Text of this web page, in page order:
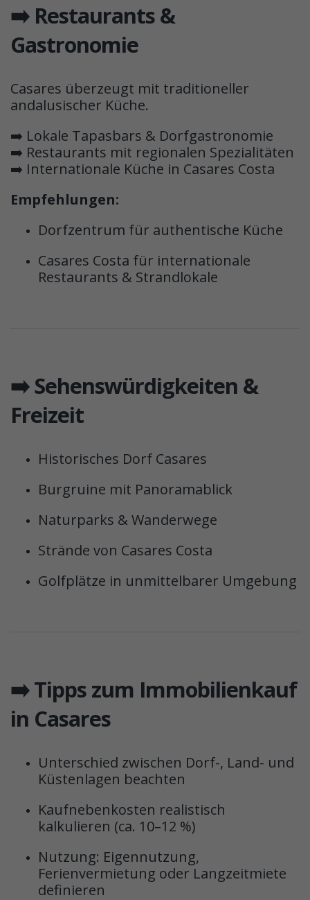
➡️ Restaurants &
Gastronomie
Casares überzeugt mit traditioneller
andalusischer Küche.
➡️ Lokale Tapasbars & Dorfgastronomie
➡️ Restaurants mit regionalen Spezialitäten
➡️ Internationale Küche in Casares Costa
Empfehlungen:
Dorfzentrum für authentische Küche
Casares Costa für internationale
Restaurants & Strandlokale
➡️ Sehenswürdigkeiten &
Freizeit
Historisches Dorf Casares
Burgruine mit Panoramablick
Naturparks & Wanderwege
Strände von Casares Costa
Golfplätze in unmittelbarer Umgebung
➡️ Tipps zum Immobilienkauf
in Casares
Unterschied zwischen Dorf-, Land- und
Küstenlagen beachten
Kaufnebenkosten realistisch
kalkulieren (ca. 10–12 %)
Nutzung: Eigennutzung,
Ferienvermietung oder Langzeitmiete
definieren